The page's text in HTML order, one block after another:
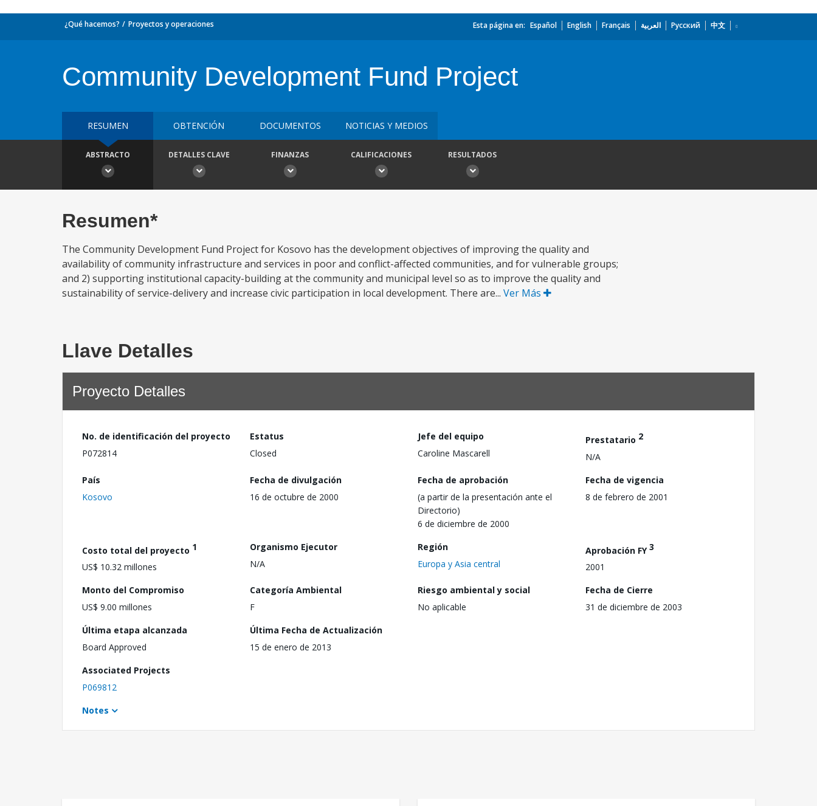
¿Qué hacemos? Proyectos y operaciones Esta página en: Español English Français العربية Русский 中文
Community Development Fund Project
RESUMEN OBTENCIÓN DOCUMENTOS NOTICIAS Y MEDIOS
ABSTRACTO DETALLES CLAVE FINANZAS CALIFICACIONES RESULTADOS
Resumen*
The Community Development Fund Project for Kosovo has the development objectives of improving the quality and
availability of community infrastructure and services in poor and conflict-affected communities, and for vulnerable groups;
and 2) supporting institutional capacity-building at the community and municipal level so as to improve the quality and
sustainability of service-delivery and increase civic participation in local development. There are... Ver Más
Llave Detalles
Proyecto Detalles
No. de identificación del proyecto
P072814
Estatus
Closed
Jefe del equipo
Caroline Mascarell
Prestatario 2
N/A
País
Kosovo
Fecha de divulgación
16 de octubre de 2000
Fecha de aprobación
(a partir de la presentación ante el
Directorio)
6 de diciembre de 2000
Fecha de vigencia
8 de febrero de 2001
Costo total del proyecto 1
US$ 10.32 millones
Organismo Ejecutor
N/A
Región
Europa y Asia central
Aprobación FY3
2001
Monto del Compromiso
US$ 9.00 millones
Categoría Ambiental
F
Riesgo ambiental y social
No aplicable
Fecha de Cierre
31 de diciembre de 2003
Última etapa alcanzada
Board Approved
Última Fecha de Actualización
15 de enero de 2013
Associated Projects
P069812
Notes